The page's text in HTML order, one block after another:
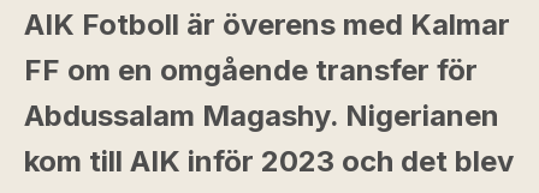
AIK Fotboll är överens med Kalmar
FF om en omgående transfer för
Abdussalam Magashy. Nigerianen
kom till AIK inför 2023 och det blev